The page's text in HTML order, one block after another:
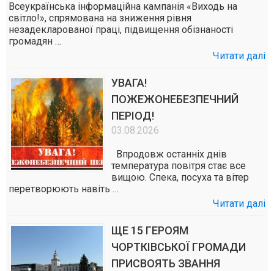
Всеукраїнська інформаційна кампанія «Виходь на
світло!», спрямована на зниження рівня
незадекларованої праці, підвищення обізнаності
громадян …
Читати далі
УВАГА!
ПОЖЕЖОНЕБЕЗПЕЧНИЙ
ПЕРІОД!
03.08.2026
Впродовж останніх днів
температура повітря стає все
вищою. Спека, посуха та вітер
перетворюють навіть …
Читати далі
ЩЕ 15 ГЕРОЯМ
ЧОРТКІВСЬКОЇ ГРОМАДИ
ПРИСВОЯТЬ ЗВАННЯ